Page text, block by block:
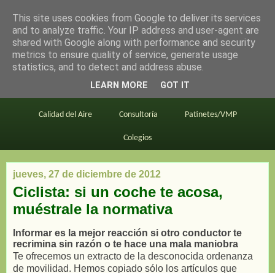
en bici por madrid
Este blog BiciMAD Primeros consejos
Calidad del Aire Consultoría Patinetes/VMP
Colegios
jueves, 27 de diciembre de 2012
Ciclista: si un coche te acosa,
muéstrale la normativa
Informar es la mejor reacción si otro conductor te
recrimina sin razón o te hace una mala maniobra
Te ofrecemos un extracto de la desconocida ordenanza
de movilidad. Hemos copiado sólo los artículos que
This site uses cookies from Google to deliver its services
and to analyze traffic. Your IP address and user-agent are
shared with Google along with performance and security
metrics to ensure quality of service, generate usage
statistics, and to detect and address abuse.
LEARN MORE GOT IT